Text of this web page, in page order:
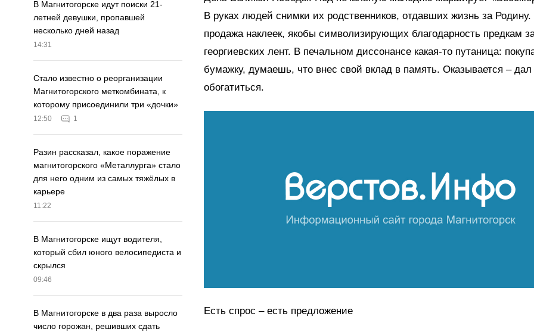
В Магнитогорске идут поиски 21-
летней девушки, пропавшей
несколько дней назад
14:31
Стало известно о реорганизации
Магнитогорского меткомбината, к
которому присоединили три «дочки»
12:50 1
Разин рассказал, какое поражение
магнитогорского «Металлурга» стало
для него одним из самых тяжёлых в
карьере
11:22
В Магнитогорске ищут водителя,
который сбил юного велосипедиста и
скрылся
09:46
В Магнитогорске в два раза выросло
число горожан, решивших сдать
В руках людей снимки их родственников, отдавших жизнь за
продажа наклеек, якобы символизирующих благодарность предкам
георгиевских лент. В печальном диссонансе какая-то путаница:
бумажку, думаешь, что внес свой вклад в память. Оказывается – дал
обогатиться.
Есть спрос – есть предложение